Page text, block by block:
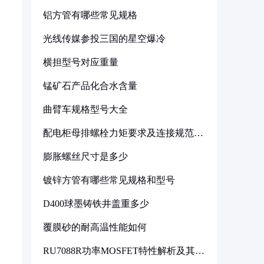
铝方管有哪些常见规格
光线传媒参投三国的星空爆冷
横担型号对应重量
锰矿石产品化合水含量
曲臂车规格型号大全
配电柜母排螺栓力矩要求及连接规范详
膨胀螺丝尺寸是多少
镀锌方管有哪些常见规格和型号
D400球墨铸铁井盖重多少
覆膜砂的耐高温性能如何
RU7088R功率MOSFET特性解析及其在